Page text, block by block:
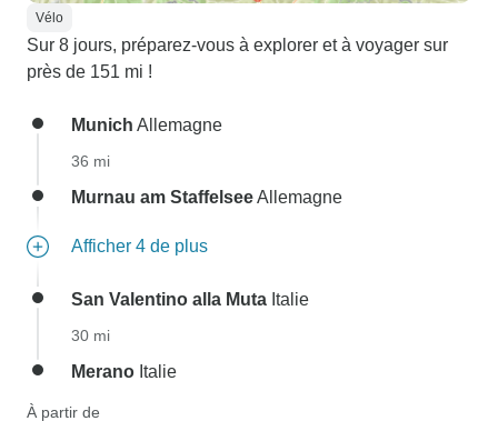
Vélo
Sur 8 jours, préparez-vous à explorer et à voyager sur
près de 151 mi !
Munich Allemagne
36 mi
Murnau am StaffelseeAllemagne
Afficher 4 de plus
San Valentino alla Muta Italie
30 mi
Merano Italie
À partir de